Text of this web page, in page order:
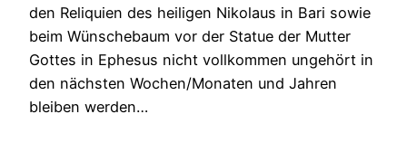
den Reliquien des heiligen Nikolaus in Bari sowie
beim Wünschebaum vor der Statue der Mutter
Gottes in Ephesus nicht vollkommen ungehört in
den nächsten Wochen/Monaten und Jahren
bleiben werden…